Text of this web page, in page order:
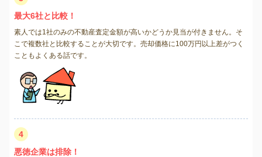
最大6社と比較！
素人では1社のみの不動産査定金額が高いかどうか見当が付きません。そ
こで複数社と比較することが大切です。売却価格に100万円以上差がつく
こともよくある話です。
4
悪徳企業は排除！